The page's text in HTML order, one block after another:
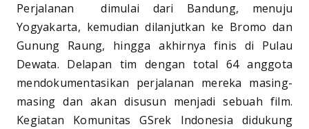
Perjalanan dimulai dari Bandung, menuju
Yogyakarta, kemudian dilanjutkan ke Bromo dan
Gunung Raung, hingga akhirnya finis di Pulau
Dewata. Delapan tim dengan total 64 anggota
mendokumentasikan perjalanan mereka masing-
masing dan akan disusun menjadi sebuah film.
Kegiatan Komunitas GSrek Indonesia didukung